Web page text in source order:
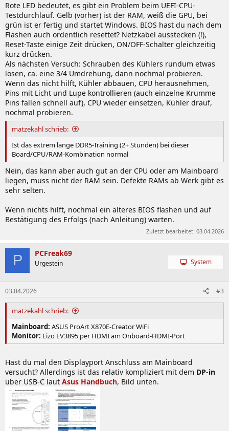
Rote LED bedeutet, es gibt ein Problem beim UEFI-CPU-
Testdurchlauf. Gelb (vorher) ist der RAM, weiß die GPU, bei
grün ist er fertig und startet Windows. BIOS hast du nach dem
Flashen auch ordentlich resettet? Netzkabel ausstecken (!),
Reset-Taste einige Zeit drücken, ON/OFF-Schalter gleichzeitig
kurz drücken.
Als nächsten Versuch: Schrauben des Kühlers rundum etwas
lösen, ca. eine 3/4 Umdrehung, dann nochmal probieren.
Wenn das nicht hilft, Kühler abbauen, CPU herausnehmen,
Pins mit Licht und Lupe kontrollieren (auch einzelne Krumme
Pins fallen schnell auf), CPU wieder einsetzen, Kühler drauf,
nochmal probieren.
matzekahl schrieb:
Ist das extrem lange DDR5-Training (2+ Stunden) bei dieser
Board/CPU/RAM-Kombination normal
Nein, das kann aber auch gut an der CPU oder am Mainboard
liegen, muss nicht der RAM sein. Defekte RAMs ab Werk gibt es
sehr selten.
Wenn nichts hilft, nochmal ein älteres BIOS flashen und auf
Bestätigung des Erfolgs (nach Anleitung) warten.
Zuletzt bearbeitet: 03.04.2026
P PCFreak69
Urgestein System
03.04.2026 #3
matzekahl schrieb:
Mainboard: ASUS ProArt X870E-Creator WiFi
Monitor: Eizo EV3895 per HDMI am Onboard-HDMI-Port
Hast du mal den Displayport Anschluss am Mainboard
versucht? Allerdings ist das relativ kompliziert mit dem DP-in
über USB-C laut Asus Handbuch, Bild unten.